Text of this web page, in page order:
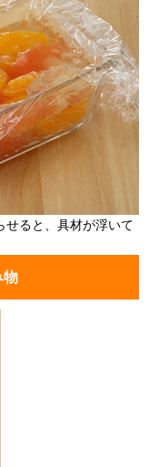
せると、具材が浮いて
物